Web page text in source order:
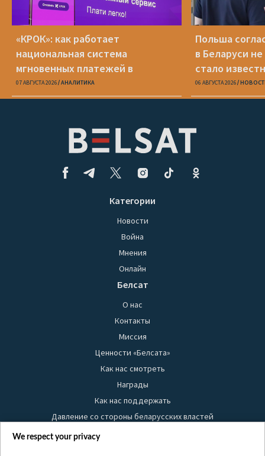
«КРОК»: как работает
национальная система
мгновенных платежей в
Беларуси
07 АВГУСТА 2026 АНАЛИТИКА
Польша
в Беларуси
стало
06 АВГУСТА 2026
Категории
Новости
Война
Мнения
Онлайн
Белсат
О нас
Контакты
Миссия
Ценности «Белсата»
Как нас смотреть
Награды
Как нас поддержать
Давление со стороны беларусских властей
Правила использования материалов
We respect your privacy